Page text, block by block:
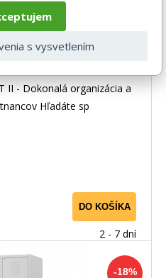
štvorpriestorová
II - Dokonalá organizácia a
Hľadáte sp
DO KOŠÍKA
2 - 7 dní
-18%
s vysvetlením